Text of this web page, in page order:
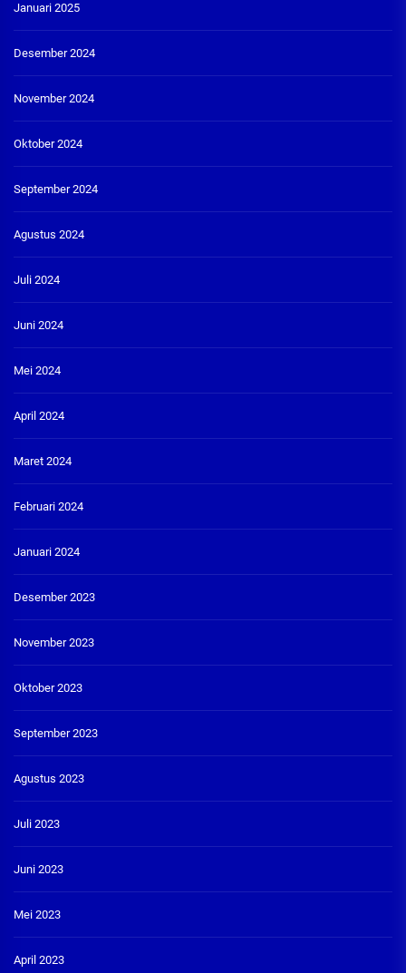
Januari 2025
Desember 2024
November 2024
Oktober 2024
September 2024
Agustus 2024
Juli 2024
Juni 2024
Mei 2024
April 2024
Maret 2024
Februari 2024
Januari 2024
Desember 2023
November 2023
Oktober 2023
September 2023
Agustus 2023
Juli 2023
Juni 2023
Mei 2023
April 2023